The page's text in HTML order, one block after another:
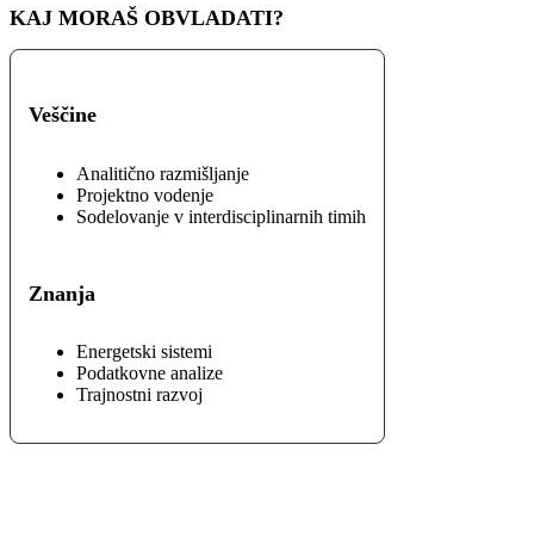
KAJ MORAŠ OBVLADATI?
Veščine
Analitično razmišljanje
Projektno vodenje
Sodelovanje v interdisciplinarnih timih
Znanja
Energetski sistemi
Podatkovne analize
Trajnostni razvoj